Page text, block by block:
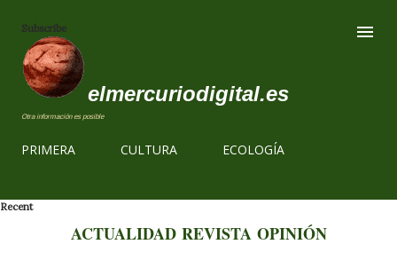
Subscribe
elmercuriodigital.es
Otra información es posible
PRIMERA CULTURA ECOLOGÍA
Recent
ACTUALIDAD REVISTA OPINIÓN